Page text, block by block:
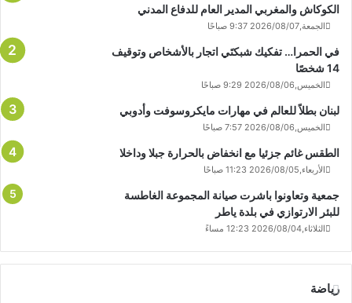
الكوكاش والمغربي المدير العام للدفاع المدني
الجمعة,2026/08/07 9:37 صباحًا
في الحمرا… تفكيك شبكتَي اتجار بالأشخاص وتوقيف
14 شخصًا
الخميس,2026/08/06 9:29 صباحًا
لبنان بطلاً للعالم في مهارات مايكروسوفت وأدوبي
الخميس,2026/08/06 7:57 صباحًا
الطقس غائم جزئيا مع انخفاض بالحرارة جبلا وداخلا
الأربعاء,2026/08/05 11:23 صباحًا
جمعية وتعاونوا باشرت صيانة المجموعة الغاطسة
للبئر الارتوازي في بلدة ياطر
الثلاثاء,2026/08/04 12:23 مساءً
رياضة